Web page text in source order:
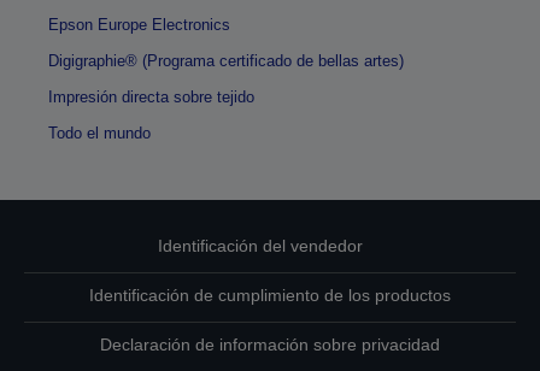
Epson Europe Electronics
Digigraphie® (Programa certificado de bellas artes)
Impresión directa sobre tejido
Todo el mundo
Identificación del vendedor
Identificación de cumplimiento de los productos
Declaración de información sobre privacidad